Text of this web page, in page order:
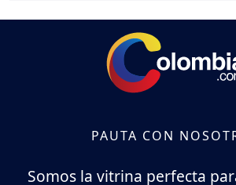
PAUTA CON
Somos la vitrina perfecta